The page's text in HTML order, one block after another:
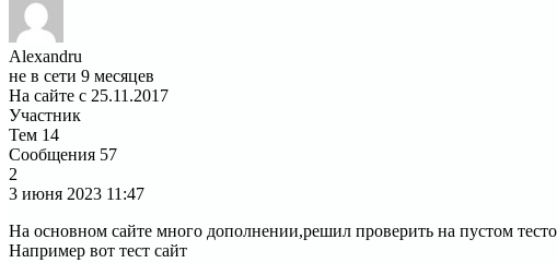
Alexandru
не в сети 9 месяцев
На сайте с 25.11.2017
Участник
Тем 14
Сообщения 57
2
3 июня 2023 11:47
На основном сайте много дополнении,решил проверить на пустом
Например вот тест сайт